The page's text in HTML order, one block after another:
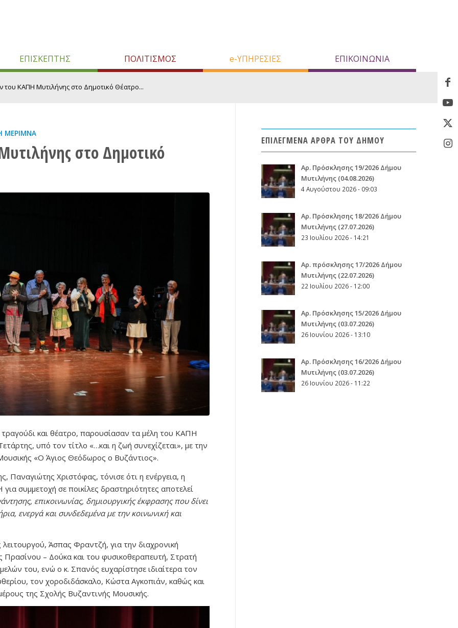
ΕΠΙΣΚΕΠΤΗΣ ΠΟΛΙΤΙΣΜΟΣ e-ΥΠΗΡΕΣΙΕΣ ΕΠΙΚΟΙΝΩΝΙΑ
ΚΑΠΗ Μυτιλήνης στο Δημοτικό Θέατρο...
ΜΈΡΙΜΝΑ
στο Δημοτικό
και θέατρο, παρουσίασαν τα μέλη του ΚΑΠΗ
υπό τον τίτλο «…και η ζωή συνεχίζεται», με την
«Ο Άγιος Θεόδωρος ο Βυζάντιος».
Παναγιώτης Χριστόφας, τόνισε ότι η ενέργεια, η
συμμετοχή σε ποικίλες δραστηριότητες αποτελεί
επικοινωνίας, δημιουργικής έκφρασης που δίνει
ενεργά και συνδεδεμένα με την κοινωνική και
Άσπας Φραντζή, για την διαχρονική
– Δούκα και του φυσικοθεραπευτή, Στρατή
του, ενώ ο κ. Σπανός ευχαρίστησε ιδιαίτερα τον
τον χοροδιδάσκαλο, Κώστα Αγκοπιάν, καθώς και
της Σχολής Βυζαντινής Μουσικής.
ΕΠΙΛΕΓΜΕΝΑ ΑΡΘΡΑ ΤΟΥ ΔΗΜΟΥ
Aρ. Πρόσκλησης 19/2026 Δήμου
Μυτιλήνης (04.08.2026)
4 Αυγούστου 2026 - 09:03
Aρ. Πρόσκλησης 18/2026 Δήμου
Μυτιλήνης (27.07.2026)
23 Ιουλίου 2026 - 14:21
Αρ. πρόσκλησης 17/2026 Δήμου
Μυτιλήνης (22.07.2026)
22 Ιουλίου 2026 - 12:00
Aρ. Πρόσκλησης 15/2026 Δήμου
Μυτιλήνης (03.07.2026)
26 Ιουνίου 2026 - 13:10
Aρ. Πρόσκλησης 16/2026 Δήμου
Μυτιλήνης (03.07.2026)
26 Ιουνίου 2026 - 11:22